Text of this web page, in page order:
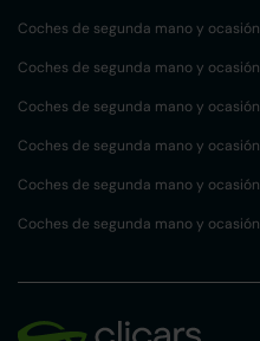
Coches de segunda mano y ocasión
Coches de segunda mano y ocasión
Coches de segunda mano y ocasión
Coches de segunda mano y ocasión
Coches de segunda mano y ocasión
Coches de segunda mano y ocasión